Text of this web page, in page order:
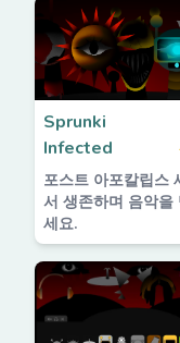
Sprunki
Infected
포스트 아포칼립스
서 생존하며 음악을
세요.